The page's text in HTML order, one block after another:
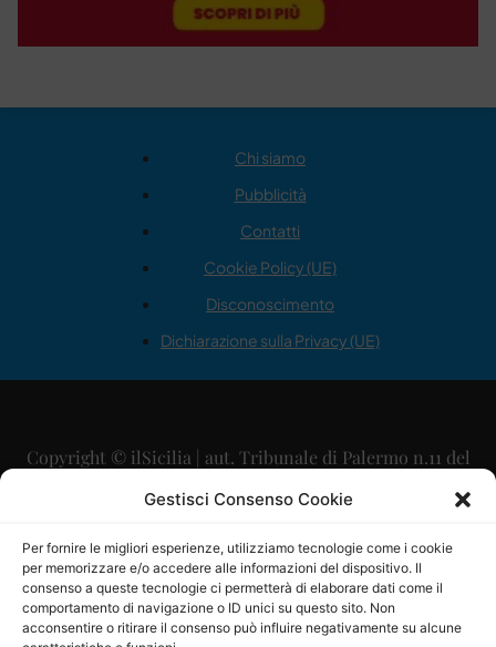
Gestisci Consenso Cookie
Per fornire le migliori esperienze, utilizziamo tecnologie come i cookie
per memorizzare e/o accedere alle informazioni del dispositivo. Il
consenso a queste tecnologie ci permetterà di elaborare dati come il
comportamento di navigazione o ID unici su questo sito. Non
acconsentire o ritirare il consenso può influire negativamente su alcune
Chi siamo
Pubblicità
Contatti
Cookie Policy (UE)
Disconoscimento
Dichiarazione sulla Privacy (UE)
Copyright © ilSicilia | aut. Tribunale di Palermo n.11 del
29/09/2015
Direttore Editoriale: Maurizio Scaglione
Direttore Responsabile: Maria Calabrese